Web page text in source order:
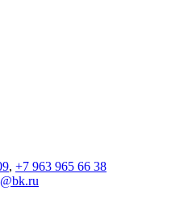
, +7 963 965 66 38